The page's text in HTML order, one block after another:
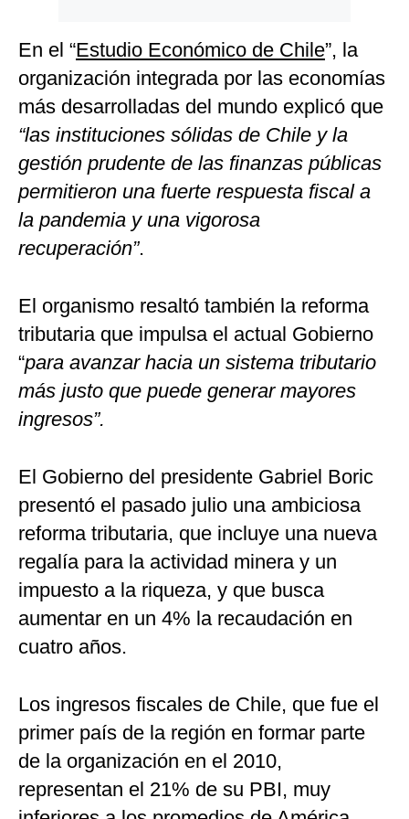
En el “Estudio Económico de Chile”, la
organización integrada por las economías
más desarrolladas del mundo explicó que
“las instituciones sólidas de Chile y la
gestión prudente de las finanzas públicas
permitieron una fuerte respuesta fiscal a
la pandemia y una vigorosa
recuperación”.
El organismo resaltó también la reforma
tributaria que impulsa el actual Gobierno
“para avanzar hacia un sistema tributario
más justo que puede generar mayores
ingresos”.
El Gobierno del presidente Gabriel Boric
presentó el pasado julio una ambiciosa
reforma tributaria, que incluye una nueva
regalía para la actividad minera y un
impuesto a la riqueza, y que busca
aumentar en un 4% la recaudación en
cuatro años.
Los ingresos fiscales de Chile, que fue el
primer país de la región en formar parte
de la organización en el 2010,
representan el 21% de su PBI, muy